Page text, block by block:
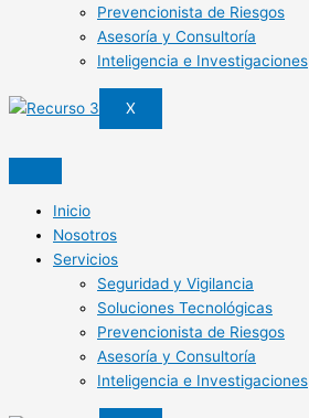
Prevencionista de Riesgos
Asesoría y Consultoría
Inteligencia e Investigaciones
X
Inicio
Nosotros
Servicios
Seguridad y Vigilancia
Soluciones Tecnológicas
Prevencionista de Riesgos
Asesoría y Consultoría
Inteligencia e Investigaciones